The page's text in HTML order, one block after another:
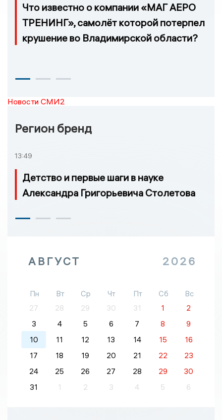
Что известно о компании «МАГ АЕРО
ТРЕНИНГ», самолёт которой потерпел
крушение во Владимирской области?
Новости СМИ2
Регион бренд
13:49
Детство и первые шаги в науке
Александра Григорьевича Столетова
АВГУСТ 2026
Пн Вт Ср Чт Пт Сб
Вс
27
28 29 30 31 1
2
3
4 5 6 7 8
9
10
11 12 13 14 15
16
17
18 19 20 21 22
23
24
25 26 27 28 29
30
31
1 2 3 4 5 6